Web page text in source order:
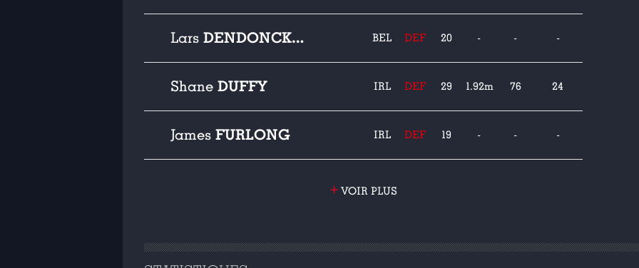
Lars DENDONCKER BEL DEF 20 - - -
Shane DUFFY IRL DEF 29 1.92m 76 24
James FURLONG IRL DEF 19 - - -
+VOIR PLUS